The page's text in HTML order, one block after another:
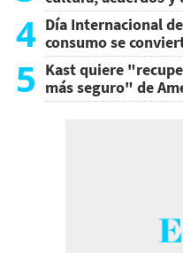
4 Día Internacional
consumo se
5 Kast quiere
más seguro" de